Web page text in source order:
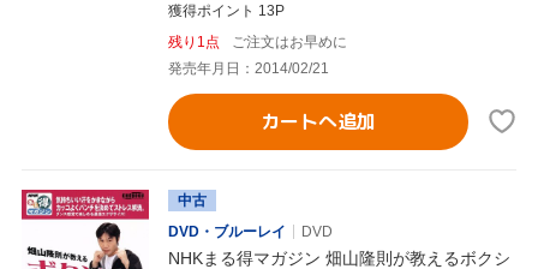
獲得ポイント 13P
残り1点
ご注文はお早めに
発売年月日：2014/02/21
カートへ追加
中古
DVD・ブルーレイ
DVD
NHKまる得マガジン 畑山隆則が教えるボクシ